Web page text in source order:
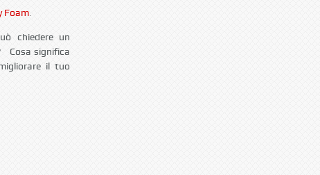
Foam.
chiedere un
Cosa significa
il tuo